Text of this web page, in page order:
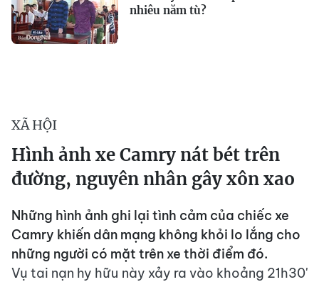
nhiêu năm tù?
XÃ HỘI
Hình ảnh xe Camry nát bét trên
đường, nguyên nhân gây xôn xao
Những hình ảnh ghi lại tình cảm của chiếc xe
Camry khiến dân mạng không khỏi lo lắng cho
những người có mặt trên xe thời điểm đó.
Vụ tai nạn hy hữu này xảy ra vào khoảng 21h30'